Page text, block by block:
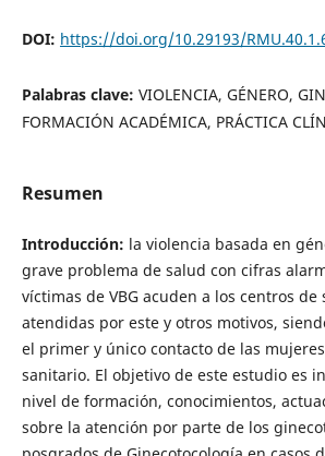
DOI: https://doi.org/10.29193/
Palabras clave: VIOLENCIA, GÉNERO,
FORMACIÓN ACADÉMICA, PRÁCTICA
Resumen
Introducción: la violencia basada en
grave problema de salud con cifras
víctimas de VBG acuden a los centros
atendidas por este y otros motivos,
el primer y único contacto de las
sanitario. El objetivo de este estudio es
nivel de formación, conocimientos,
sobre la atención por parte de los